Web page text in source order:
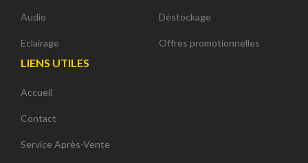
Audio
Eclairage
Déstockage
Offres promotionnelles
LIENS UTILES
Accueil
Contact
Service Après-Vente